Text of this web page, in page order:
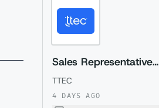
Sales Representative (Presales) with Romanian
TTEC
4 DAYS AGO